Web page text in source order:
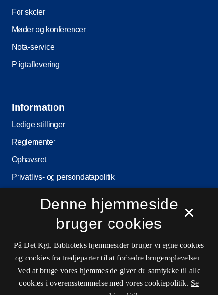
For skoler
Møder og konferencer
Nota-service
Pligtaflevering
Information
Ledige stillinger
Reglementer
Ophavsret
Privatlivs- og persondatapolitik
Driftsstatus
Cookieindstillinger
Kontaktinformationer
×
Denne hjemmeside
bruger cookies
På Det Kgl. Biblioteks hjemmesider bruger vi egne cookies
og cookies fra tredjeparter til at forbedre brugeroplevelsen.
Ved at bruge vores hjemmeside giver du samtykke til alle
cookies i overensstemmelse med vores cookiepolitik. Se